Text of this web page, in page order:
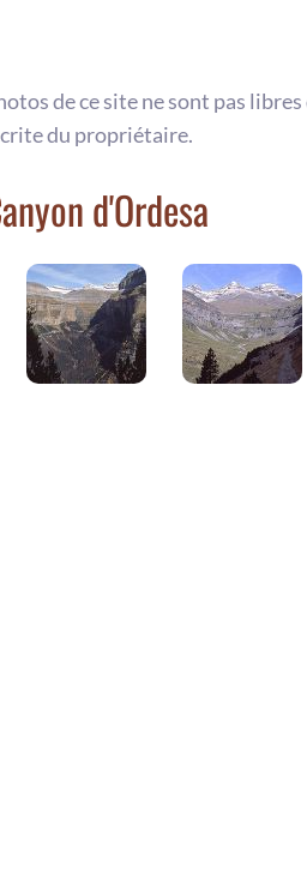
de ce site ne sont pas libres
du propriétaire.
d'Ordesa